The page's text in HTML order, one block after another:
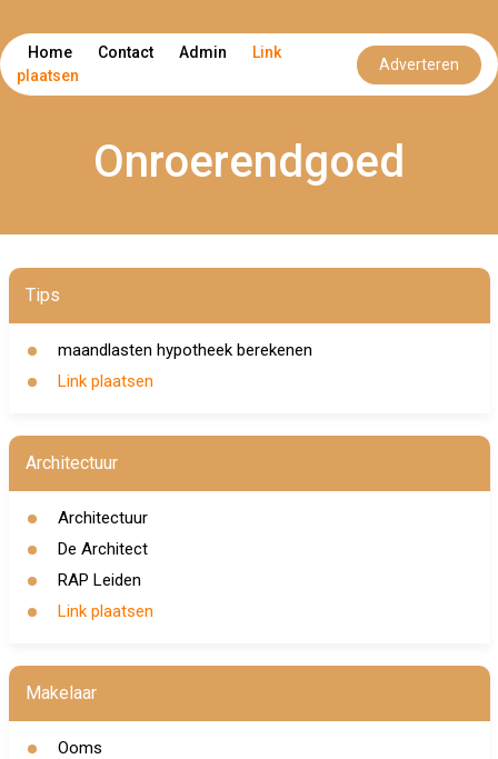
Home Contact Admin
Link
plaatsen
Adverteren
Onroerendgoed
Tips
maandlasten hypotheek berekenen
Link plaatsen
Architectuur
Architectuur
De Architect
RAP Leiden
Link plaatsen
Makelaar
Ooms